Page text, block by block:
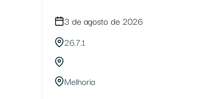
3 de agosto de 2026
26.7.1
Melhoria